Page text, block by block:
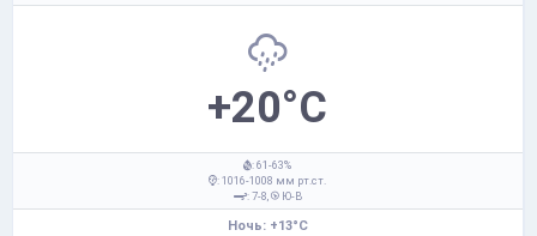
+20°C
: 61-63%
: 1016-1008 мм рт.ст.
: 7-8,
Ю-В
Ночь: +13°C